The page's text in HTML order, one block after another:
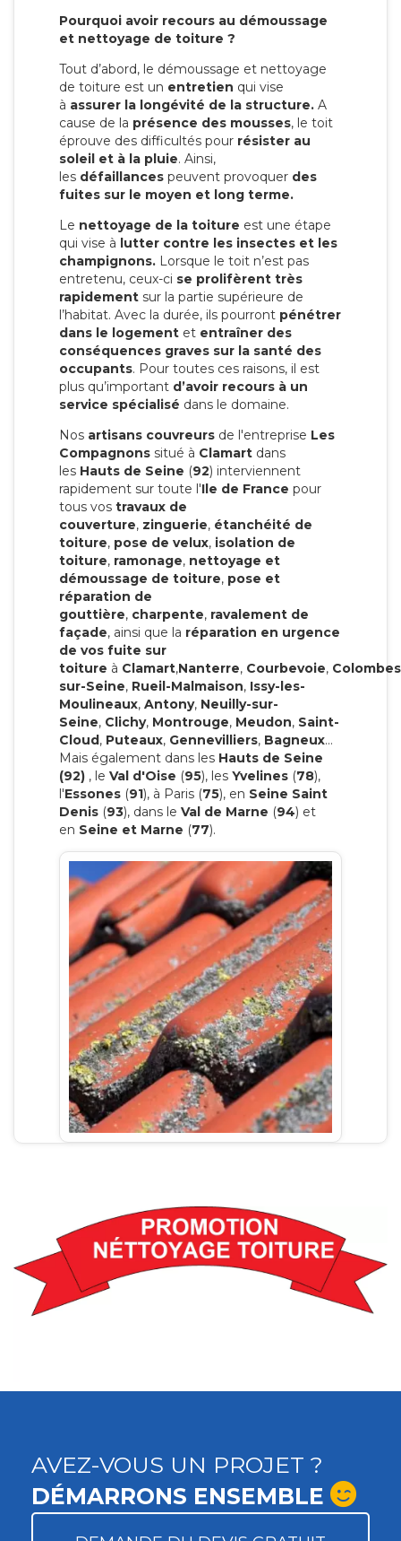
Pourquoi avoir recours au démoussage
et nettoyage de toiture ?
Tout d’abord, le démoussage et nettoyage
de toiture est un entretien qui vise
à assurer la longévité de la structure. A
cause de la présence des mousses, le toit
éprouve des difficultés pour résister au
soleil et à la pluie. Ainsi,
les défaillances peuvent provoquer des
fuites sur le moyen et long terme.
Le nettoyage de la toiture est une étape
qui vise à lutter contre les insectes et les
champignons. Lorsque le toit n’est pas
entretenu, ceux-ci se prolifèrent très
rapidement sur la partie supérieure de
l’habitat. Avec la durée, ils pourront pénétrer
dans le logement et entraîner des
conséquences graves sur la santé des
occupants. Pour toutes ces raisons, il est
plus qu’important d’avoir recours à un
service spécialisé dans le domaine.
Nos artisans couvreurs de l'entreprise Les
Compagnons situé à Clamart dans
les Hauts de Seine (92) interviennent
rapidement sur toute l'Ile de France pour
tous vos travaux de
couverture, zinguerie, étanchéité de
toiture, pose de velux, isolation de
toiture, ramonage, nettoyage et
démoussage de toiture, pose et
réparation de
gouttière, charpente, ravalement de
façade, ainsi que la réparation en urgence
de vos fuite sur
toiture à Clamart,Nanterre, Courbevoie, Colombes
sur-Seine, Rueil-Malmaison, Issy-les-
Moulineaux, Antony, Neuilly-sur-
Seine, Clichy, Montrouge, Meudon, Saint-
Cloud, Puteaux, Gennevilliers, Bagneux…
Mais également dans les Hauts de Seine
(92) , le Val d'Oise (95), les Yvelines (78),
l'Essones (91), à Paris (75), en Seine Saint
Denis (93), dans le Val de Marne (94) et
en Seine et Marne (77).
AVEZ-VOUS UN PROJET ?
DÉMARRONS ENSEMBLE